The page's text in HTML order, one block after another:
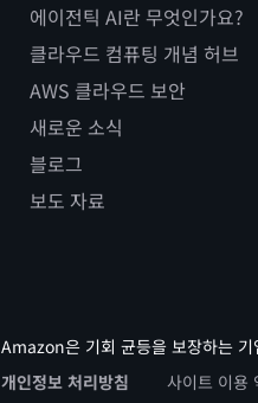
에이전틱 AI란 무엇인가요?
클라우드 컴퓨팅 개념 허브
AWS 클라우드 보안
새로운 소식
블로그
보도 자료
Amazon은 기회 균등을 보장하는
개인정보 처리방침
사이트 이용